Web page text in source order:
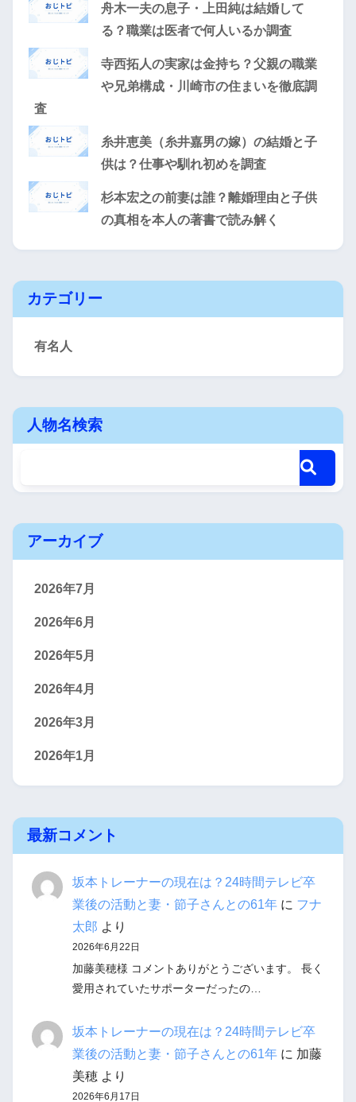
舟木一夫の息子・上田純は結婚して
る？職業は医者で何人いるか調査
寺西拓人の実家は金持ち？父親の職業
や兄弟構成・川崎市の住まいを徹底調
査
糸井恵美（糸井嘉男の嫁）の結婚と子
供は？仕事や馴れ初めを調査
杉本宏之の前妻は誰？離婚理由と子供
の真相を本人の著書で読み解く
カテゴリー
有名人
人物名検索
アーカイブ
2026年7月
2026年6月
2026年5月
2026年4月
2026年3月
2026年1月
最新コメント
坂本トレーナーの現在は？24時間テレビ卒
業後の活動と妻・節子さんとの61年に フナ
太郎 より
2026年6月22日
加藤美穂様 コメントありがとうございます。 長く
愛用されていたサポーターだったの…
坂本トレーナーの現在は？24時間テレビ卒
業後の活動と妻・節子さんとの61年に 加藤
美穂より
2026年6月17日